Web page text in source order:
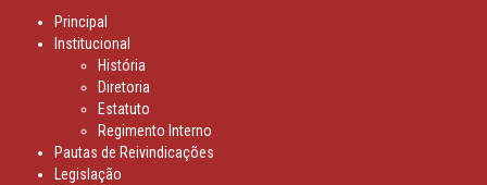
Principal
Institucional
História
Diretoria
Estatuto
Regimento Interno
Pautas de Reivindicações
Legislação